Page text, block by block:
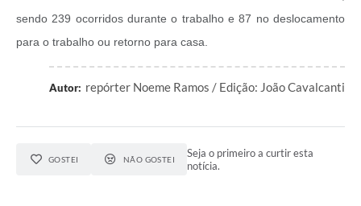
sendo 239 ocorridos durante o trabalho e 87 no deslocamento
para o trabalho ou retorno para casa.
Autor: repórter Noeme Ramos / Edição: João Cavalcanti
GOSTEI NÃO GOSTEI
Seja o primeiro a curtir esta
notícia.